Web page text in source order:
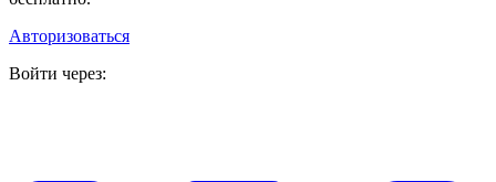
Авторизоваться
Войти через: